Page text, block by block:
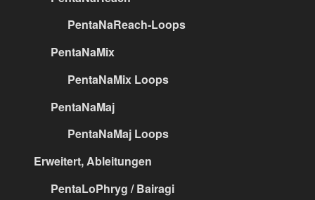
PentaNaReach-Loops
PentaNaMix
PentaNaMix Loops
PentaNaMaj
PentaNaMaj Loops
Erweitert, Ableitungen
PentaLoPhryg / Bairagi